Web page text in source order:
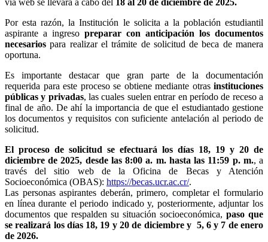
vía web se llevará a cabo del 18 al 20 de diciembre de 2025.
Por esta razón, la Institución le solicita a la población estudiantil
aspirante a ingreso preparar con anticipación los documentos
necesariospara realizar el trámite de solicitud de beca de manera
oportuna.
Es importante destacar que gran parte de la documentación
requerida para este proceso se obtiene mediante otras instituciones
públicas y privadas, las cuales suelen entrar en período de receso a
final de año. De ahí la importancia de que el estudiantado gestione
los documentos y requisitos con suficiente antelación al periodo de
solicitud.
El proceso de solicitud se efectuará los días 18, 19 y 20 de
diciembre de 2025, desde las 8:00 a. m. hasta las 11:59 p. m., a
través del sitio web de la Oficina de Becas y Atención
Socioeconómica (OBAS): https://becas.ucr.ac.cr/.
Las personas aspirantes deberán, primero, completar el formulario
en línea durante el periodo indicado y, posteriormente, adjuntar los
documentos que respalden su situación socioeconómica, paso que
se realizará los días 18, 19 y 20 de diciembre y 5, 6 y 7 de enero
de 2026.